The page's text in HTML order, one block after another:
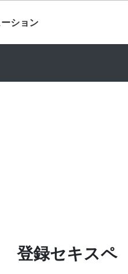
ション
登録セキスペ